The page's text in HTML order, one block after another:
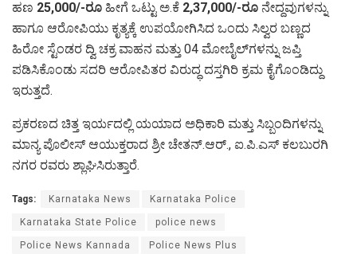
ಹಣ 25,000/-ರೂ ಹೀಗೆ ಒಟ್ಟು ಅ.ಕೆ 2,37,000/-ರೂ ನೇದ್ದವುಗಳನ್ನು
ಹಾಗೂ ಆರೋಪಿಯು ಕೃತ್ಯಕ್ಕೆ ಉಪಯೋಗಿಸಿದ ಒಂದು ಸಿಲ್ವರ ಬಣ್ಣದ
ಹಿರೋ ಸ್ಟೆಂಡರ ದ್ವಿ ಚಕ್ರ ವಾಹನ ಮತ್ತು 04 ಮೋಬೈಲ್‌ಗಳನ್ನು ಜಪ್ತಿ
ಪಡಿಸಿಕೊಂಡು ಸದರಿ ಆರೋಪಿತರ ವಿರುದ್ಧ ದಸ್ತಗಿರಿ ಕ್ರಮ ಕೈಗೊಂಡಿದ್ದು
ಇರುತ್ತದೆ.
ಪ್ರಕರಣದ ಚಿತ್ತ ಇರ್ಯದಲ್ಲಿ ಯಯಾದ ಅಧಿಕಾರಿ ಮತ್ತು ಸಿಬ್ಬಂದಿಗಳನ್ನು
ಮಾನ್ಯ ಪೊಲೀಸ್ ಆಯುಕ್ತರಾದ ಶ್ರೀ ಚೇತನ್.ಆರ್., ಐ.ಪಿ.ಎಸ್ ಕಲಬುರಗಿ
ನಗರ ರವರು ಶ್ಲಾಘಿಸಿರುತ್ತಾರೆ.
Tags: Karnataka News Karnataka Police
Karnataka State Police police news
Police News Kannada Police News Plus